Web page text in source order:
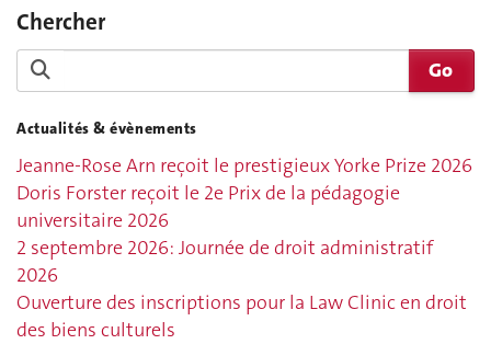
Chercher
Actualités & évènements
Jeanne-Rose Arn reçoit le prestigieux Yorke Prize 2026
Doris Forster reçoit le 2e Prix de la pédagogie
universitaire 2026
2 septembre 2026: Journée de droit administratif
2026
Ouverture des inscriptions pour la Law Clinic en droit
des biens culturels